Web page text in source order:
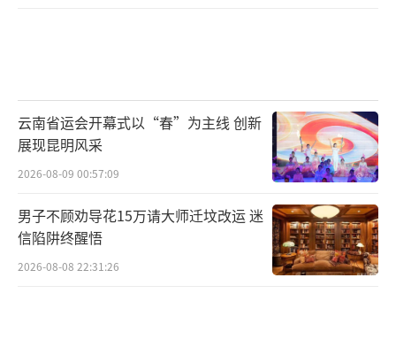
云南省运会开幕式以“春”为主线 创新
展现昆明风采
2026-08-09 00:57:09
男子不顾劝导花15万请大师迁坟改运 迷
信陷阱终醒悟
2026-08-08 22:31:26